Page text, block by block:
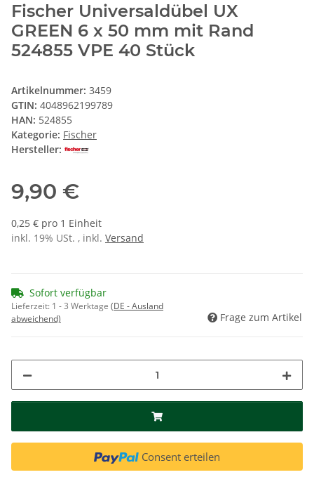
Fischer Universaldübel UX
GREEN 6 x 50 mm mit Rand
524855 VPE 40 Stück
Artikelnummer: 3459
GTIN: 4048962199789
HAN: 524855
Kategorie: Fischer
Hersteller:
9,90 €
0,25 € pro 1 Einheit
inkl. 19% USt. , inkl. Versand
Sofort verfügbar
Lieferzeit: 1 - 3 Werktage (DE - Ausland
abweichend)
Frage zum Artikel
Consent erteilen